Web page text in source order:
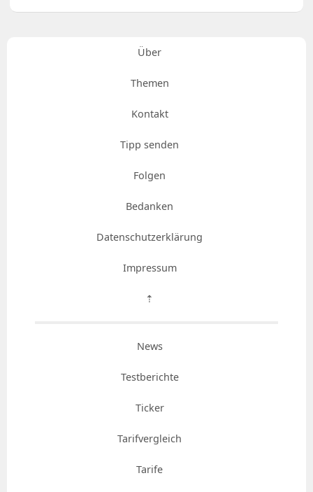
Über
Themen
Kontakt
Tipp senden
Folgen
Bedanken
Datenschutzerklärung
Impressum
⇡
News
Testberichte
Ticker
Tarifvergleich
Tarife